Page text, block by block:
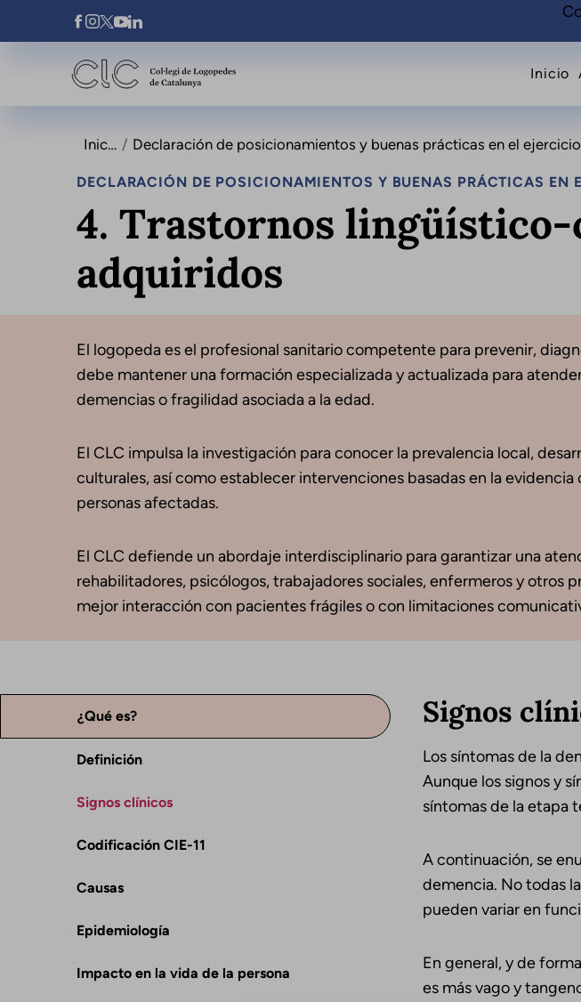
Pasar al contenido principal
Xarxes Socials
Inicio
Inicio Declaración de posicionamientos y buenas prácticas en el ejercicio
DECLARACIÓN DE POSICIONAMIENTOS Y BUENAS PRÁCTICAS EN
4. Trastornos
adquiridos
El logopeda es el profesional sanitario competente para prevenir,
debe mantener una formación especializada y actualizada para
demencias o fragilidad asociada a la edad.
El CLC impulsa la investigación para conocer la prevalencia local,
culturales, así como establecer intervenciones basadas en la
personas afectadas.
El CLC defiende un abordaje interdisciplinario para garantizar una
rehabilitadores, psicólogos, trabajadores sociales, enfermeros y otros
mejor interacción con pacientes frágiles o con limitaciones
¿Qué es?
Definición
Signos clínicos
Codificación CIE-11
Causas
Epidemiología
Impacto en la vida de la persona
Signos
Los síntomas de la
Aunque los signos y
síntomas de la etapa
A continuación, se
demencia. No todas
pueden variar en
En general, y de
es más vago y